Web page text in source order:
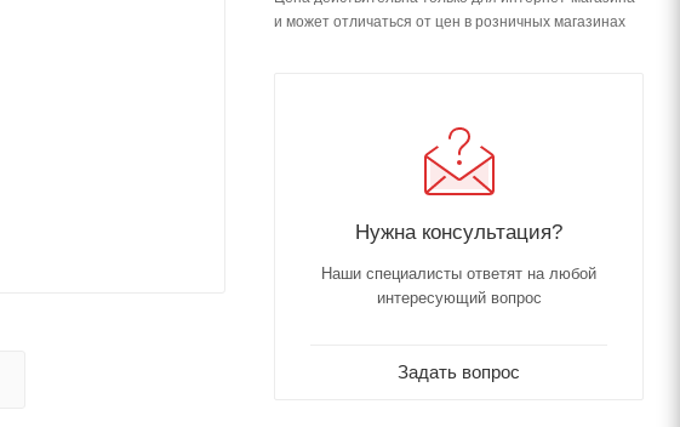
и может отличаться от цен в розничных магазинах
Нужна консультация?
Наши специалисты ответят на любой
интересующий вопрос
Задать вопрос